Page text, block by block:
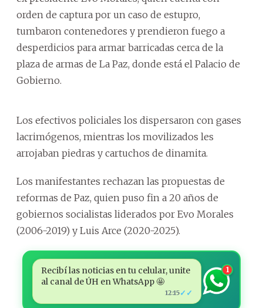
orden de captura por un caso de estupro,
tumbaron contenedores y prendieron fuego a
desperdicios para armar barricadas cerca de la
plaza de armas de La Paz, donde está el Palacio de
Gobierno.
Los efectivos policiales los dispersaron con gases
lacrimógenos, mientras los movilizados les
arrojaban piedras y cartuchos de dinamita.
Los manifestantes rechazan las propuestas de
reformas de Paz, quien puso fin a 20 años de
gobiernos socialistas liderados por Evo Morales
(2006-2019) y Luis Arce (2020-2025).
Recibí las noticias en tu celular, unite
al canal de ÚH en WhatsApp 🤩
12:15✓✓
1